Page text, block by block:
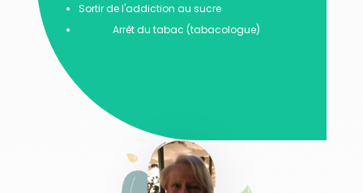
Sortir de l'addiction au sucre
Arrêt du tabac (tabacologue)